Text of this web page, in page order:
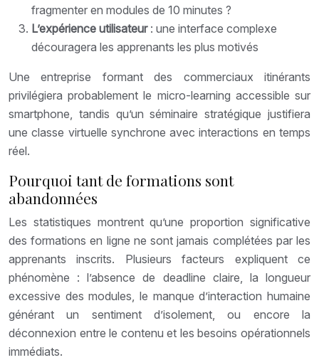
fragmenter en modules de 10 minutes ?
L’expérience utilisateur: une interface complexe
découragera les apprenants les plus motivés
Une entreprise formant des commerciaux itinérants
privilégiera probablement le micro-learning accessible sur
smartphone, tandis qu’un séminaire stratégique justifiera
une classe virtuelle synchrone avec interactions en temps
réel.
Pourquoi tant de formations sont
abandonnées
Les statistiques montrent qu’une proportion significative
des formations en ligne ne sont jamais complétées par les
apprenants inscrits. Plusieurs facteurs expliquent ce
phénomène : l’absence de deadline claire, la longueur
excessive des modules, le manque d’interaction humaine
générant un sentiment d’isolement, ou encore la
déconnexion entre le contenu et les besoins opérationnels
immédiats.